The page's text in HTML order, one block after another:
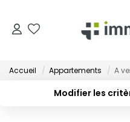
Accueil Appartements A
Modifier les